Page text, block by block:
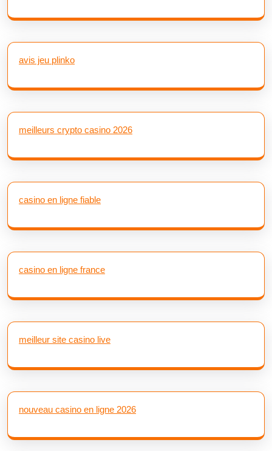
avis jeu plinko
meilleurs crypto casino 2026
casino en ligne fiable
casino en ligne france
meilleur site casino live
nouveau casino en ligne 2026